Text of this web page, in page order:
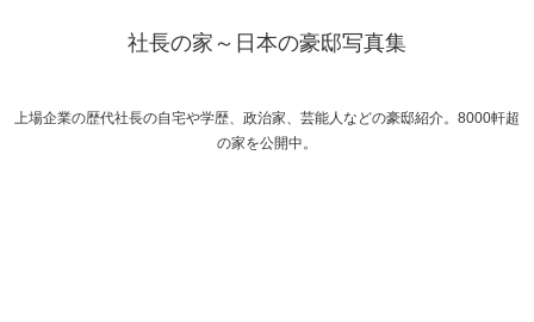
社長の家～日本の豪邸写真集
上場企業の歴代社長の自宅や学歴、政治家、芸能人などの豪邸紹介。8000軒超
の家を公開中。